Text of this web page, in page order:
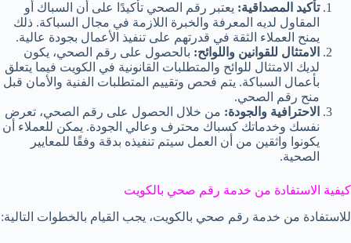
تأكيد المصداقية: يعتبر رقم الصحي تأكيدًا على أن السباك أو
المقاول لديه المعرفة والخبرة اللازمة في مجال السباكة. ذلك
يمنح العملاء الثقة في قدرتهم على تنفيذ الأعمال بجودة عالية.
الامتثال للقوانين واللوائح: بالحصول على رقم الصحي، يكون
لديك الامتثال للوائح والمتطلبات القانونية في الكويت فيما يتعلق
بأعمال السباكة. يتم فحص وتقييم المتطلبات الفنية والأمان قبل
منح رقم الصحي.
الاحترافية والجودة: من خلال الحصول على رقم الصحي، تعرض
نفسك وخدماتك كسباك محترف وعالي الجودة. يمكن للعملاء أن
يكونوا واثقين من أن العمل سيتم تنفيذه بدقة وفقًا للمعايير
الصحية.
كيفية الاستفادة من خدمة رقم صحي بالكويت
للاستفادة من خدمة رقم صحي بالكويت، يجب القيام بالخطوات التالية: